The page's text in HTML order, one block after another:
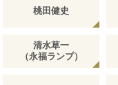
桃田健史
清水草一
（永福ランプ）